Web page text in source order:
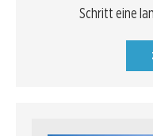
Schritt eine